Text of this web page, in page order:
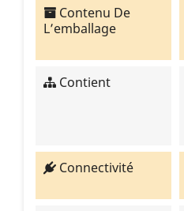
Contenu De
L’emballage
Contient
Connectivité